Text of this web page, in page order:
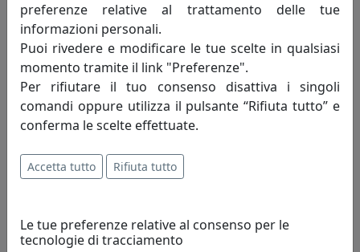
TAVOLINO ROUND 1 ROTONDO D40 IN METALLO CT05040-06
CANAPA
MemeDesign
preferenze relative al trattamento delle tue
informazioni personali.
Puoi rivedere e modificare le tue scelte in qualsiasi
momento tramite il link "Preferenze".
Per rifiutare il tuo consenso disattiva i singoli
comandi oppure utilizza il pulsante “Rifiuta tutto” e
conferma le scelte effettuate.
Accetta tutto Rifiuta tutto
Le tue preferenze relative al consenso per le
tecnologie di tracciamento